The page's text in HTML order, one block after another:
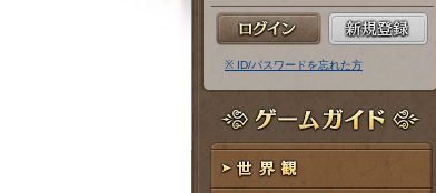
ー
ル
ア
ド
レ
ス
パ
ス
ー
ド
※ ID/パスワードを忘れた方
ゲームガイド